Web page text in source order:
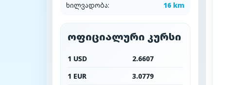
ხილვადობა:
16 km
ოფიციალური კურსი
1 USD
2.6607
1 EUR
3.0779